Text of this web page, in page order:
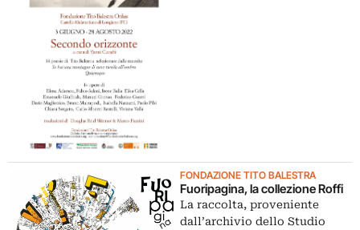
FONDAZIONE TITO BALESTRA
Fuoripagina, la collezione Roffi
La raccolta, proveniente
dall’archivio dello Studio